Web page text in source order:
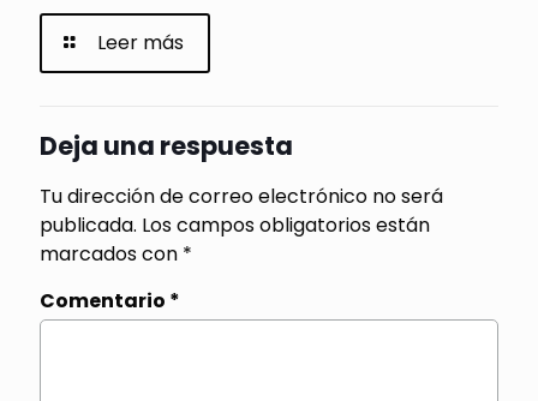
Leer más
Deja una respuesta
Tu dirección de correo electrónico no será
publicada. Los campos obligatorios están
marcados con *
Comentario *